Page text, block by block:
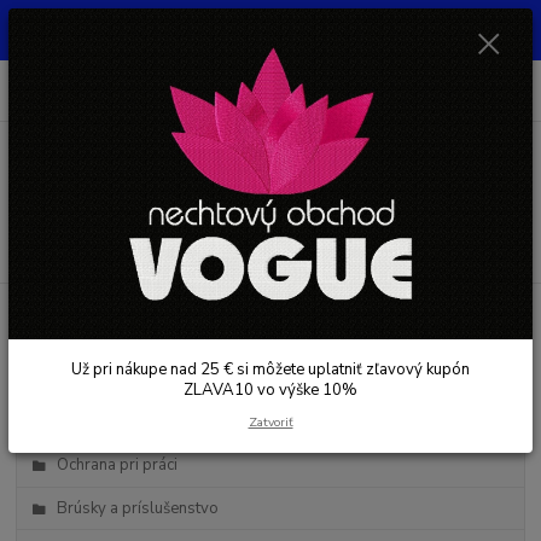
EUR
Kategórie blogu
Starostlivosť o nechty
Ochrana pri práci
Brúsky a príslušenstvo
Už pri nákupe nad 25 € si môžete uplatniť zľavový kupón
ZLAVA10 vo výške 10%
Zatvoriť